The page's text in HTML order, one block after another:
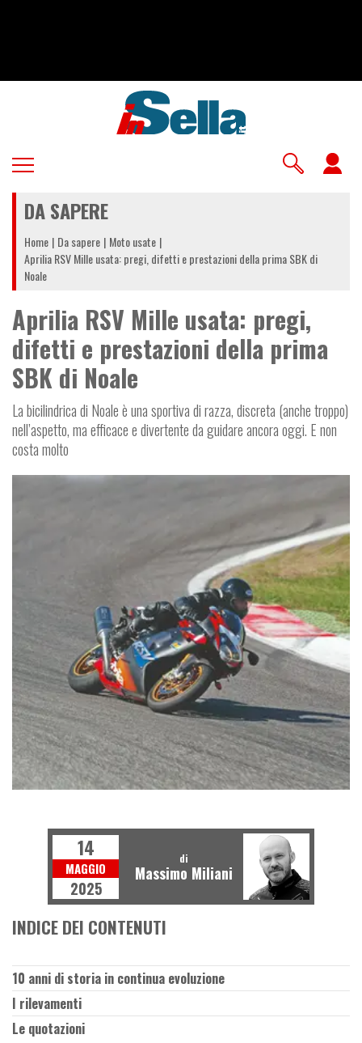
DA SAPERE
Home Da sapere Moto usate
Aprilia RSV Mille usata: pregi, difetti e prestazioni della prima SBK di
Noale
Aprilia RSV Mille usata: pregi,
difetti e prestazioni della prima
SBK di Noale
La bicilindrica di Noale è una sportiva di razza, discreta (anche troppo)
nell’aspetto, ma efficace e divertente da guidare ancora oggi. E non
costa molto
14
MAGGIO
2025
di
Massimo Miliani
INDICE DEI CONTENUTI
10 anni di storia in continua evoluzione
I rilevamenti
Le quotazioni